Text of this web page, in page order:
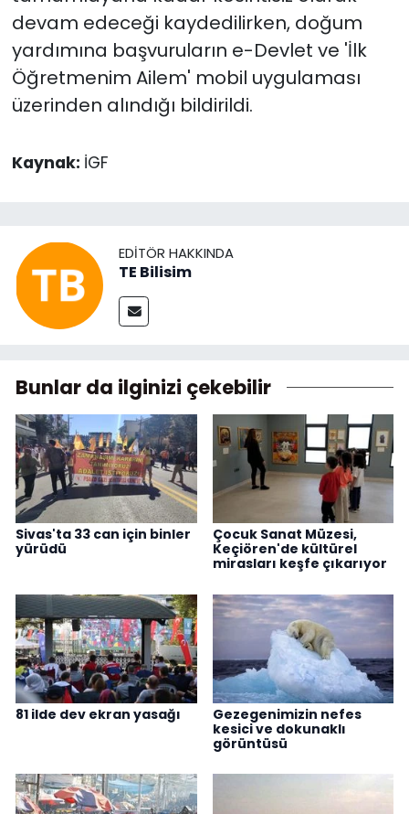
devam edeceği kaydedilirken, doğum
yardımına başvuruların e-Devlet ve 'İlk
Öğretmenim Ailem' mobil uygulaması
üzerinden alındığı bildirildi.
Kaynak: İGF
EDITÖR HAKKINDA
TE Bilisim
Bunlar da ilginizi çekebilir
Sivas'ta 33 can için binler
yürüdü
Çocuk Sanat Müzesi,
Keçiören'de kültürel
mirasları keşfe çıkarıyor
81 ilde dev ekran yasağı
Gezegenimizin nefes
kesici ve dokunaklı
görüntüsü